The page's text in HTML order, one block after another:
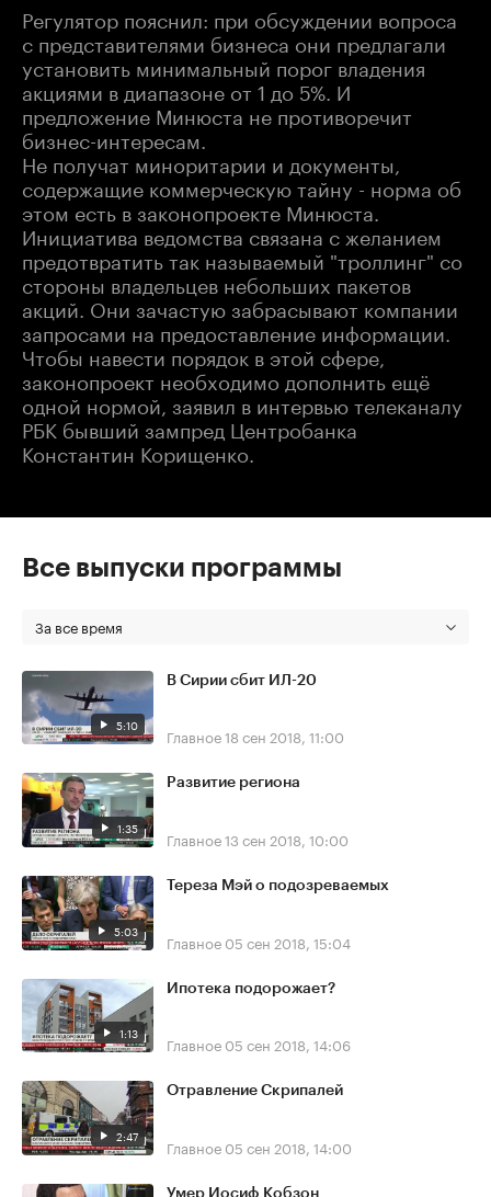
Регулятор пояснил: при обсуждении вопроса
с представителями бизнеса они предлагали
установить минимальный порог владения
акциями в диапазоне от 1 до 5%. И
предложение Минюста не противоречит
бизнес-интересам.
Не получат миноритарии и документы,
содержащие коммерческую тайну - норма об
этом есть в законопроекте Минюста.
Инициатива ведомства связана с желанием
предотвратить так называемый "троллинг" со
стороны владельцев небольших пакетов
акций. Они зачастую забрасывают компании
запросами на предоставление информации.
Чтобы навести порядок в этой сфере,
законопроект необходимо дополнить ещё
одной нормой, заявил в интервью телеканалу
РБК бывший зампред Центробанка
Константин Корищенко.
Все выпуски программы
За все время
5:10
В Сирии сбит ИЛ-20
Главное18 сен 2018, 11:00
1:35
Развитие региона
Главное13 сен 2018, 10:00
5:03
Тереза Мэй о подозреваемых
Главное 05 сен 2018, 15:04
1:13
Ипотека подорожает?
Главное 05 сен 2018, 14:06
2:47
Отравление Скрипалей
Главное 05 сен 2018, 14:00
Умер Иосиф Кобзон